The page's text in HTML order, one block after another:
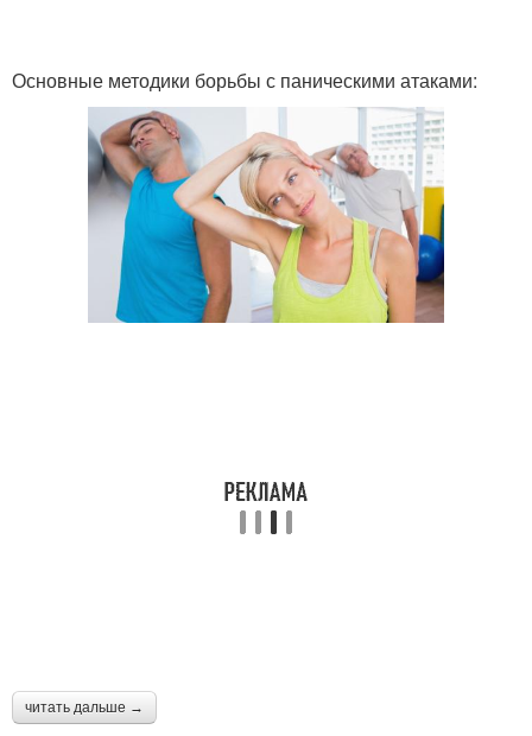
Основные методики борьбы с паническими атаками:
читать дальше →